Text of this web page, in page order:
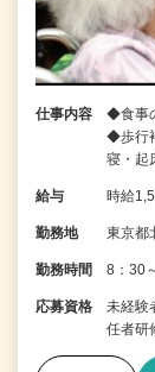
仕事内容
◆食事
◆歩行
寝・起
給与 時給
勤務地 東京都
勤務時間 8：30
応募資格
未経験
任者研